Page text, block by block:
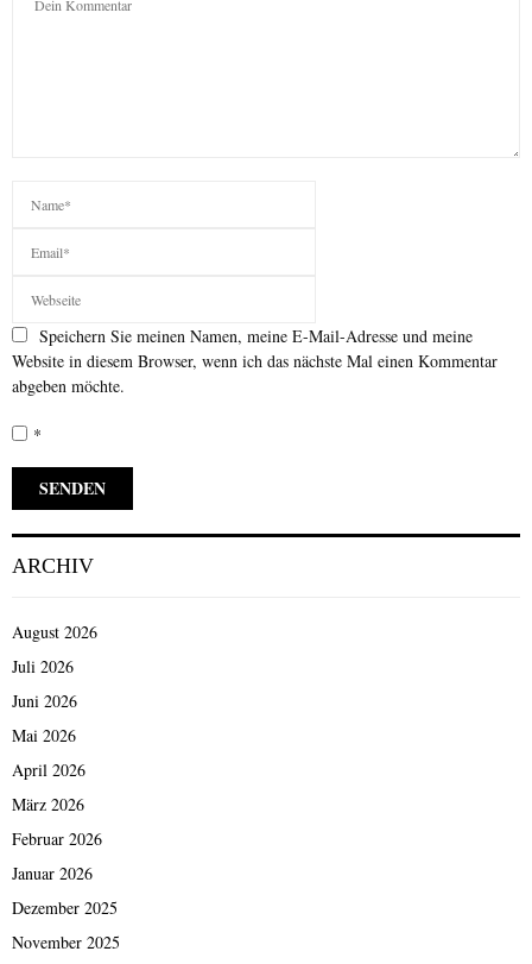
Speichern Sie meinen Namen, meine E-Mail-Adresse und meine
Website in diesem Browser, wenn ich das nächste Mal einen Kommentar
abgeben möchte.
*
ARCHIV
August 2026
Juli 2026
Juni 2026
Mai 2026
April 2026
März 2026
Februar 2026
Januar 2026
Dezember 2025
November 2025